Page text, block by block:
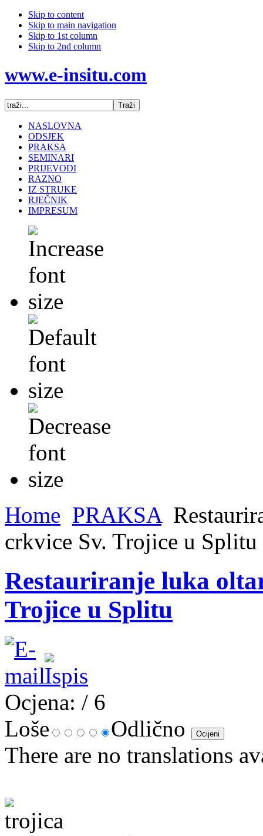
Skip to content
Skip to main navigation
Skip to 1st column
Skip to 2nd column
www.e-insitu.com
NASLOVNA
ODSJEK
PRAKSA
SEMINARI
PRIJEVODI
RAZNO
IZ STRUKE
RJEČNIK
IMPRESUM
Home PRAKSA
crkvice Sv. Trojice u Splitu
Restauriranje luka
Trojice u Splitu
Ocjena: / 6
Loše
Odlično
There are no translations